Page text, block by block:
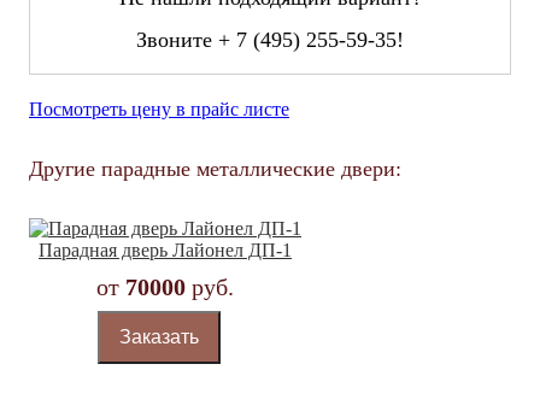
Звоните + 7 (495) 255-59-35!
Посмотреть цену в прайс листе
Другие парадные металлические двери:
Парадная дверь Лайонел ДП-1
от 70000 руб.
Заказать